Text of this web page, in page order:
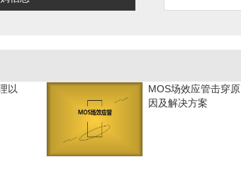
以
MOS场效应管击穿原
因及解决方案